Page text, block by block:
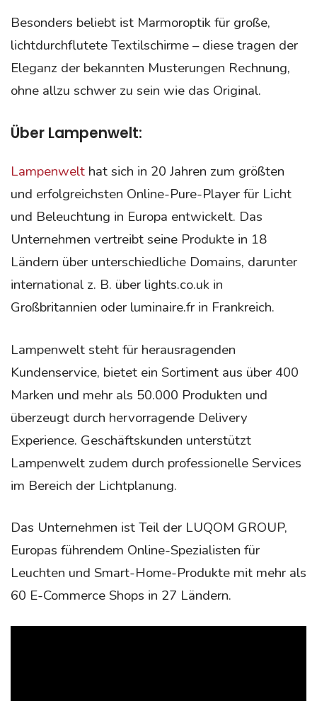
Besonders beliebt ist Marmoroptik für große,
lichtdurchflutete Textilschirme – diese tragen der
Eleganz der bekannten Musterungen Rechnung,
ohne allzu schwer zu sein wie das Original.
Über Lampenwelt:
Lampenwelt hat sich in 20 Jahren zum größten
und erfolgreichsten Online-Pure-Player für Licht
und Beleuchtung in Europa entwickelt. Das
Unternehmen vertreibt seine Produkte in 18
Ländern über unterschiedliche Domains, darunter
international z. B. über lights.co.uk in
Großbritannien oder luminaire.fr in Frankreich.
Lampenwelt steht für herausragenden
Kundenservice, bietet ein Sortiment aus über 400
Marken und mehr als 50.000 Produkten und
überzeugt durch hervorragende Delivery
Experience. Geschäftskunden unterstützt
Lampenwelt zudem durch professionelle Services
im Bereich der Lichtplanung.
Das Unternehmen ist Teil der LUQOM GROUP,
Europas führendem Online-Spezialisten für
Leuchten und Smart-Home-Produkte mit mehr als
60 E-Commerce Shops in 27 Ländern.